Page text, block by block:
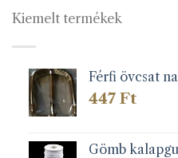
Kiemelt termékek
Férfi övcsat
447 Ft
Gömb